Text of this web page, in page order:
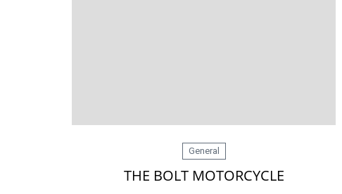
General
THE BOLT MOTORCYCLE